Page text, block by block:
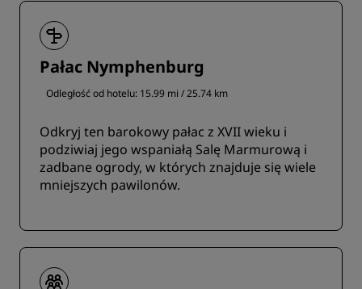
Pałac Nymphenburg
Odległość od hotelu: 15.99 mi / 25.74 km
Odkryj ten barokowy pałac z XVII wieku i
podziwiaj jego wspaniałą Salę Marmurową i
zadbane ogrody, w których znajduje się wiele
mniejszych pawilonów.